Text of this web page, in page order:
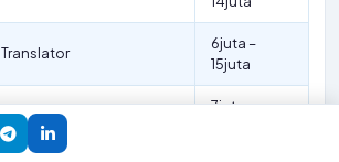
Translator
6juta –
15juta
Market Research Analyst
7juta –